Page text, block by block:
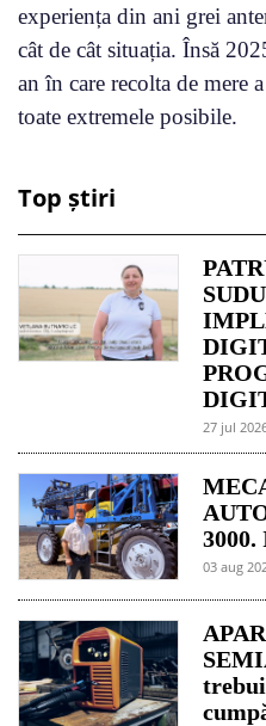
experiența din ani grei
cât de cât situația. Însă
an în care recolta de mere
toate extremele posibile.
Top știri
27 jul
3000.
03 aug